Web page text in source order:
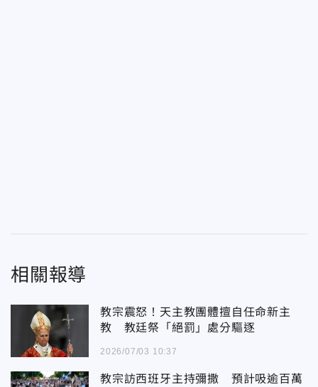
相關報導
教宗震怒！天主教團體擅自任命新主
教 教廷祭「絕罰」處分驅逐
2026/07/03 10:37
教宗訪西班牙主持彌撒 預計吸逾百萬